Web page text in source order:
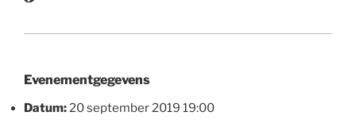
Evenementgegevens
Datum: 20 september 2019 19:00